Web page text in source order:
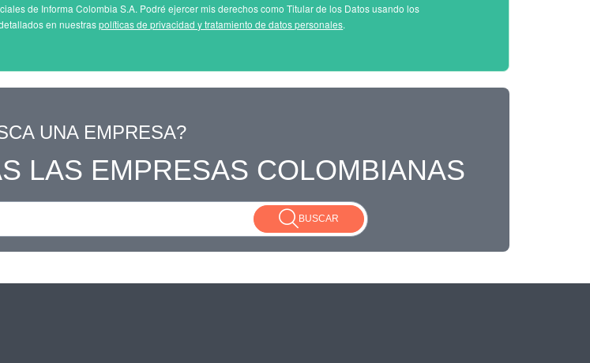
de Informa Colombia S.A. Podré ejercer mis derechos como Titular de los Datos usando los
en nuestraspolíticas de privacidad y tratamiento de datos personales.
UNA EMPRESA?
LAS EMPRESAS COLOMBIANAS
BUSCAR